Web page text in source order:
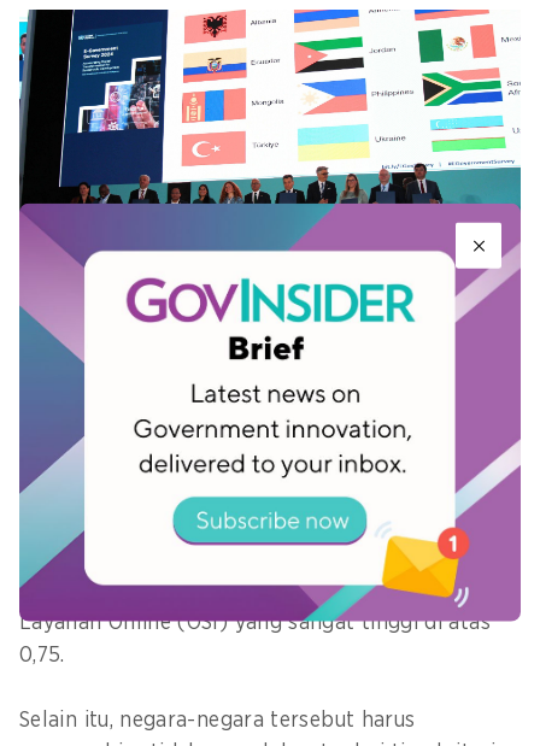
PBB mengapresiasi 12 negara yang telah mencapai kemajuan
signifikan berdasarkan Indeks Pengembangan Pemerintahan
Departemen Urusan Ekonomi dan Sosial PBB (UNDESA)
Negara-negara yang masuk dalam daftar pendek
untuk pengakuan ini adalah negara-negara yang
tidak termasuk dalam kelompok negara
berpenghasilan tinggi, memiliki nilai EDGI di atas
rata-rata global 0,64, dan memiliki Indeks
Layanan Online (OSI) yang sangat tinggi di atas
0,75.
Selain itu, negara-negara tersebut harus